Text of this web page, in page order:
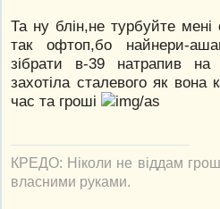
Та ну блін,не турбуйте мені
так офтоп,бо найнери-
зібрати в-39 натрапив
захотіла сталевого як вона
час та гроші
КРЕДО: Ніколи не віддам
власними руками.